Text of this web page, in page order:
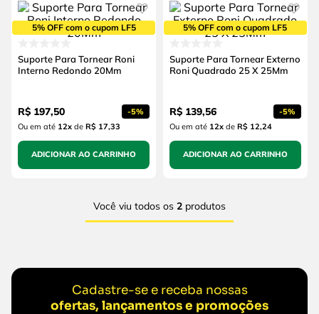
5% OFF com o cupom LF5
Suporte Para Tornear Roni
Interno Redondo 20Mm
R$ 197,50 -5%
Ou em até 12xde R$ 17,33
ADICIONAR AO CARRINHO
5% OFF com o cupom LF5
Suporte Para Tornear Externo
Roni Quadrado 25 X 25Mm
R$ 139,56 -5%
Ou em até 12xde R$ 12,24
ADICIONAR AO CARRINHO
Você viu todos os 2 produtos
Cadastre-se e receba nossas
ofertas, lançamentos e promoções